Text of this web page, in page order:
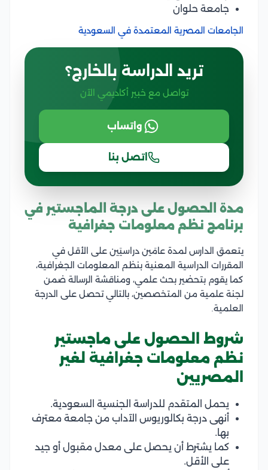
جامعة حلوان
الجامعات المصرية المعتمدة في السعودية
تريد الدراسة بالخارج؟
تواصل مع خبير أكاديمي الآن
واتساب
اتصل بنا
مدة الحصول على درجة الماجستير في
برنامج نظم معلومات جغرافية
يتعمق الدارس لمدة عامَين دراسيَين على الأقل في
المقررات الدراسية المعنية بنظم المعلومات الجغرافية،
كما يقوم بتحضير بحث علمي، ومناقشة الرسالة ضمن
لجنة علمية من المتخصصين، بالتالي تحصل على الدرجة
العلمية.
شروط الحصول على ماجستير
نظم معلومات جغرافية لغير
المصريين
يحمل المتقدم للدراسة الجنسية السعودية.
أنهى درجة بكالوريوس الآداب من جامعة معترف
بها.
كما يشترط أن يحصل على معدل مقبول أو جيد
على الأقل.